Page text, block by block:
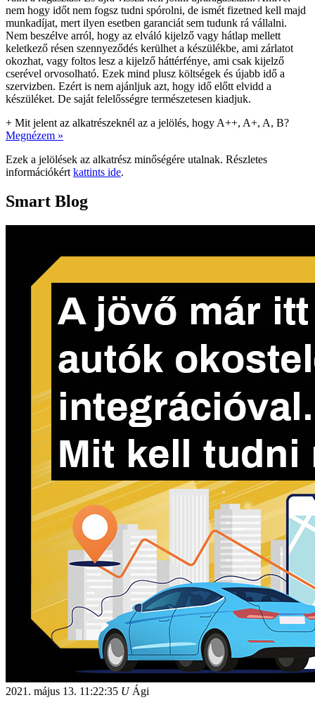
nem hogy időt nem fogsz tudni spórolni, de ismét fizetned kell majd
munkadíjat, mert ilyen esetben garanciát sem tudunk rá vállalni.
Nem beszélve arról, hogy az elváló kijelző vagy hátlap mellett
keletkező résen szennyeződés kerülhet a készülékbe, ami zárlatot
okozhat, vagy foltos lesz a kijelző háttérfénye, ami csak kijelző
cserével orvosolható. Ezek mind plusz költségek és újabb idő a
szervizben. Ezért is nem ajánljuk azt, hogy idő előtt elvidd a
készüléket. De saját felelősségre természetesen kiadjuk.
+ Mit jelent az alkatrészeknél az a jelölés, hogy A++, A+, A, B?
Megnézem »
Ezek a jelölések az alkatrész minőségére utalnak. Részletes
információkért kattints ide.
Smart Blog
2021. május 13. 11:22:35 UÁgi